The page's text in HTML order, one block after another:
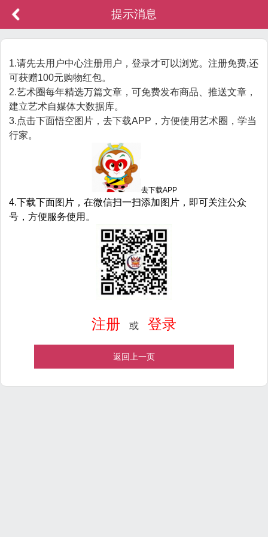
提示消息
1.请先去用户中心注册用户，登录才可以浏览。注册免费,还
可获赠100元购物红包。
2.艺术圈每年精选万篇文章，可免费发布商品、推送文章，
建立艺术自媒体大数据库。
3.点击下面悟空图片，去下载APP，方便使用艺术圈，学当
行家。
去下载APP
4.下载下面图片，在微信扫一扫添加图片，即可关注公众
号，方便服务使用。
注册 或 登录
返回上一页